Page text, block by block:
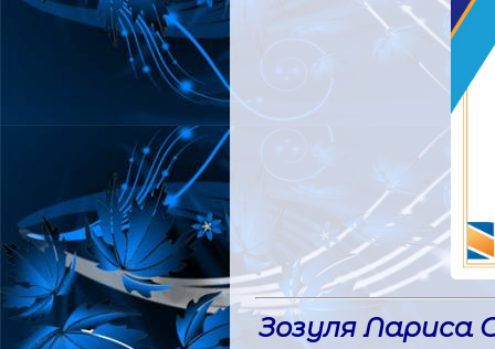
Зозуля Лариса